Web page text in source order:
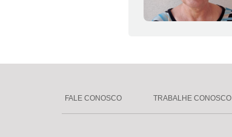
FALE CONOSCO TRABALHE CONOSCO